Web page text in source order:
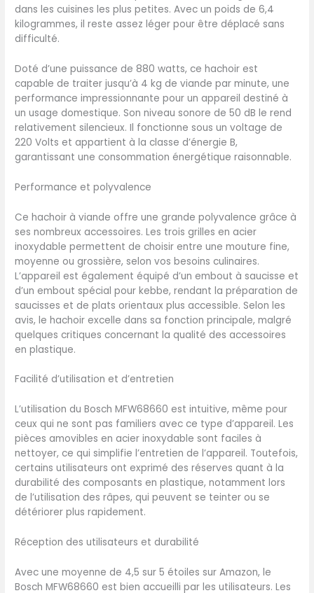
dans les cuisines les plus petites. Avec un poids de 6,4
kilogrammes, il reste assez léger pour être déplacé sans
difficulté.
Doté d’une puissance de 880 watts, ce hachoir est
capable de traiter jusqu’à 4 kg de viande par minute, une
performance impressionnante pour un appareil destiné à
un usage domestique. Son niveau sonore de 50 dB le rend
relativement silencieux. Il fonctionne sous un voltage de
220 Volts et appartient à la classe d’énergie B,
garantissant une consommation énergétique raisonnable.
Performance et polyvalence
Ce hachoir à viande offre une grande polyvalence grâce à
ses nombreux accessoires. Les trois grilles en acier
inoxydable permettent de choisir entre une mouture fine,
moyenne ou grossière, selon vos besoins culinaires.
L’appareil est également équipé d’un embout à saucisse et
d’un embout spécial pour kebbe, rendant la préparation de
saucisses et de plats orientaux plus accessible. Selon les
avis, le hachoir excelle dans sa fonction principale, malgré
quelques critiques concernant la qualité des accessoires
en plastique.
Facilité d’utilisation et d’entretien
L’utilisation du Bosch MFW68660 est intuitive, même pour
ceux qui ne sont pas familiers avec ce type d’appareil. Les
pièces amovibles en acier inoxydable sont faciles à
nettoyer, ce qui simplifie l’entretien de l’appareil. Toutefois,
certains utilisateurs ont exprimé des réserves quant à la
durabilité des composants en plastique, notamment lors
de l’utilisation des râpes, qui peuvent se teinter ou se
détériorer plus rapidement.
Réception des utilisateurs et durabilité
Avec une moyenne de 4,5 sur 5 étoiles sur Amazon, le
Bosch MFW68660 est bien accueilli par les utilisateurs. Les